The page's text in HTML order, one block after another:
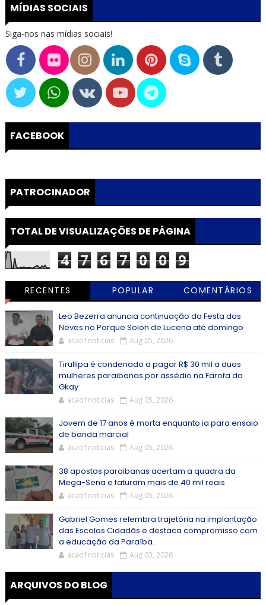
MÍDIAS SOCIAIS
Siga-nos nas mídias sociais!
FACEBOOK
PATROCINADOR
TOTAL DE VISUALIZAÇÕES DE PÁGINA
4 7 6 7 0 0 9
RECENTES POPULAR COMENTÁRIOS
Leo Bezerra anuncia continuação da Festa das
Neves no Parque Solon de Lucena até domingo
acao1noticias Aug 05, 2026
Tirullipa é condenado a pagar R$ 30 mil a duas
mulheres paraibanas por assédio na Farofa da
Gkay
acao1noticias Aug 05, 2026
Jovem de 17 anos é morta enquanto ia para ensaio
de banda marcial
acao1noticias Aug 05, 2026
38 apostas paraibanas acertam a quadra da
Mega-Sena e faturam mais de 40 mil reais
acao1noticias Aug 05, 2026
Gabriel Gomes relembra trajetória na implantação
das Escolas Cidadãs e destaca compromisso com
a educação da Paraíba.
acao1noticias Aug 03, 2026
ARQUIVOS DO BLOG